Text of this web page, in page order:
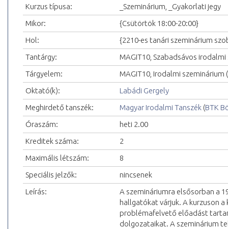
Kurzus típusa:
_Szeminárium, _Gyakorlati jegy
Mikor:
{Csütörtök 18:00-20:00}
Hol:
{2210-es tanári szeminárium
Tantárgy:
MAGIT10, Szabadsávos
Tárgyelem:
MAGIT10, Irodalmi
Oktató(k):
Labádi Gergely
Meghirdető tanszék:
Magyar Irodalmi Tanszék (BTK
Óraszám:
heti 2.00
Kreditek száma:
2
Maximális létszám:
8
Speciális jelzők:
nincsenek
Leírás:
A szemináriumra elsősorban a
hallgatókat várjuk. A kurzuson
problémafelvető előadást
dolgozataikat. A szeminárium